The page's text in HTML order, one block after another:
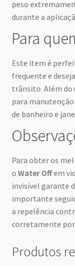
peso
durante a
Para
Este item é
frequente e
trânsito. Além do
para
de banheiro e
Para obter os
o Water Offem
invisível garante
importante
a repelência
corretamente
Produtos